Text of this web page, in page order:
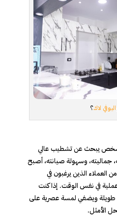
اليوفي لاك؟
شخص يبحث عن تشطيب عالي
جماليته، وسهولة صيانته، أصبح
العملاء الذين يرغبون في
في نفس الوقت. إذا كنت
ويضفي لمسة عصرية على
الأمثل.